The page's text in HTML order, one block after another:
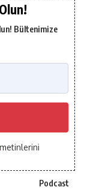
Bültenimize
metinlerini
Podcast